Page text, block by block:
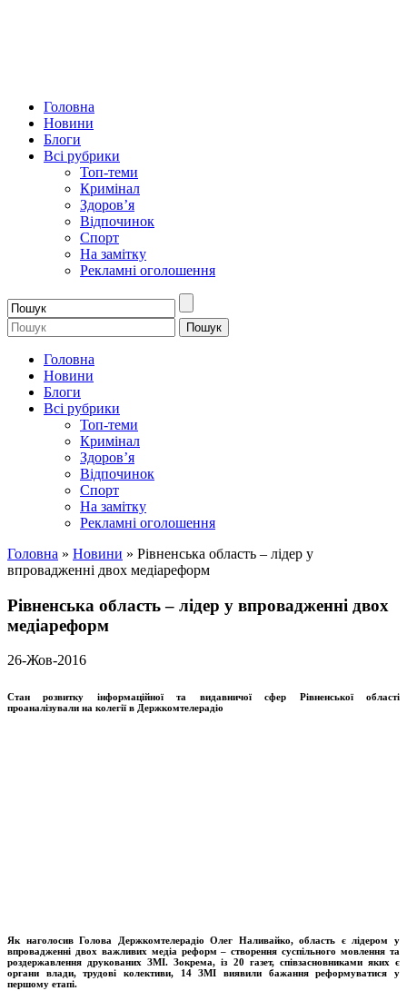
Головна
Новини
Блоги
Всі рубрики
Топ-теми
Кримінал
Здоров’я
Відпочинок
Спорт
На замітку
Рекламні оголошення
Головна
Новини
Блоги
Всі рубрики
Топ-теми
Кримінал
Здоров’я
Відпочинок
Спорт
На замітку
Рекламні оголошення
Головна » Новини » Рівненська область – лідер у
впровадженні двох медіареформ
Рівненська область – лідер у впровадженні двох
медіареформ
26-Жов-2016
Стан розвитку інформаційної та видавничої сфер Рівненської області
проаналізували на колегії в Держкомтелерадіо
Як наголосив Голова Держкомтелерадіо Олег Наливайко, область є лідером у
впровадженні двох важливих медіа реформ – створення суспільного мовлення та
роздержавлення друкованих ЗМІ. Зокрема, із 20 газет, співзасновниками яких є
органи влади, трудові колективи, 14 ЗМІ виявили бажання реформуватися у
першому етапі.